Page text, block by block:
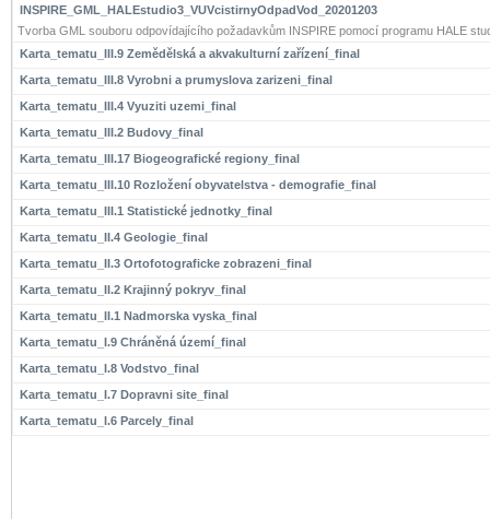
INSPIRE_GML_HALEstudio3_VUVcistirnyOdpadVod_20201203
Tvorba GML souboru odpovídajícího požadavkům INSPIRE pomocí programu HALE
Karta_tematu_III.9 Zemědělská a akvakulturní zařízení_final
Karta_tematu_III.8 Vyrobni a prumyslova zarizeni_final
Karta_tematu_III.4 Vyuziti uzemi_final
Karta_tematu_III.2 Budovy_final
Karta_tematu_III.17 Biogeografické regiony_final
Karta_tematu_III.10 Rozložení obyvatelstva - demografie_final
Karta_tematu_III.1 Statistické jednotky_final
Karta_tematu_II.4 Geologie_final
Karta_tematu_II.3 Ortofotograficke zobrazeni_final
Karta_tematu_II.2 Krajinný pokryv_final
Karta_tematu_II.1 Nadmorska vyska_final
Karta_tematu_I.9 Chráněná území_final
Karta_tematu_I.8 Vodstvo_final
Karta_tematu_I.7 Dopravni site_final
Karta_tematu_I.6 Parcely_final